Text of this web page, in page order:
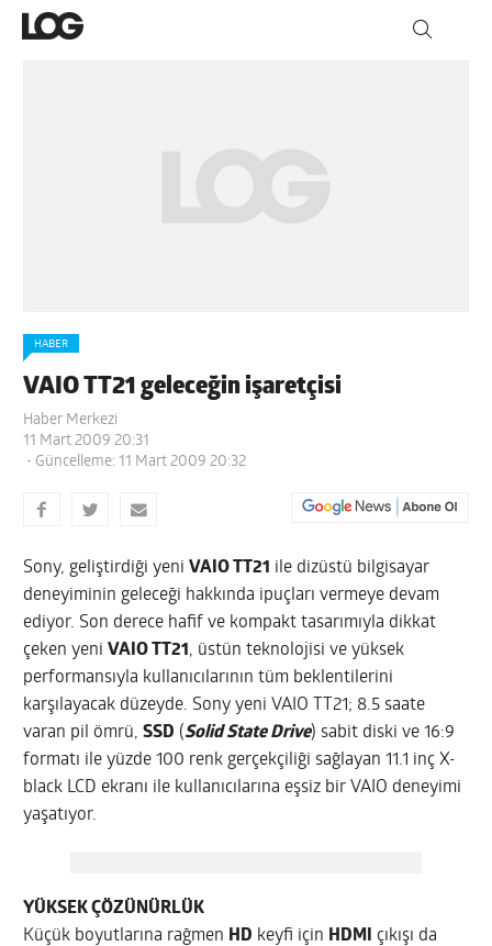
HABER
VAIO TT21 geleceğin işaretçisi
Haber Merkezi
11 Mart 2009 20:31
- Güncelleme: 11 Mart 2009 20:32
Sony, geliştirdiği yeniVAIO TT21 ile dizüstü bilgisayar
deneyiminin geleceği hakkında ipuçları vermeye devam
ediyor. Son derece hafif ve kompakt tasarımıyla dikkat
çeken yeniVAIO TT21 , üstün teknolojisi ve yüksek
performansıyla kullanıcılarının tüm beklentilerini
karşılayacak düzeyde. Sony yeni VAIO TT21; 8.5 saate
varan pil ömrü,SSD (Solid State Drive) sabit diski ve 16:9
formatı ile yüzde 100 renk gerçekçiliği sağlayan 11.1 inç X-
black LCD ekranı ile kullanıcılarına eşsiz bir VAIO deneyimi
yaşatıyor.
YÜKSEK ÇÖZÜNÜRLÜK
Küçük boyutlarına rağmen HD keyfi için HDMI
çıkışı da